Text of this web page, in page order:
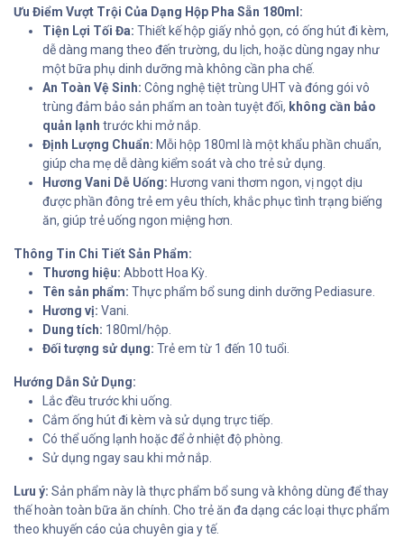
Ưu Điểm Vượt Trội Của Dạng Hộp Pha Sẵn 180ml:
Tiện Lợi Tối Đa: Thiết kế hộp giấy nhỏ gọn, có ống hút đi kèm,
dễ dàng mang theo đến trường, du lịch, hoặc dùng ngay như
một bữa phụ dinh dưỡng mà không cần pha chế.
An Toàn Vệ Sinh: Công nghệ tiệt trùng UHT và đóng gói vô
trùng đảm bảo sản phẩm an toàn tuyệt đối, không cần bảo
quản lạnh trước khi mở nắp.
Định Lượng Chuẩn: Mỗi hộp 180ml là một khẩu phần chuẩn,
giúp cha mẹ dễ dàng kiểm soát và cho trẻ sử dụng.
Hương Vani Dễ Uống: Hương vani thơm ngon, vị ngọt dịu
được phần đông trẻ em yêu thích, khắc phục tình trạng biếng
ăn, giúp trẻ uống ngon miệng hơn.
Thông Tin Chi Tiết Sản Phẩm:
Thương hiệu: Abbott Hoa Kỳ.
Tên sản phẩm: Thực phẩm bổ sung dinh dưỡng Pediasure.
Hương vị: Vani.
Dung tích: 180ml/hộp.
Đối tượng sử dụng: Trẻ em từ 1 đến 10 tuổi.
Hướng Dẫn Sử Dụng:
Lắc đều trước khi uống.
Cắm ống hút đi kèm và sử dụng trực tiếp.
Có thể uống lạnh hoặc để ở nhiệt độ phòng.
Sử dụng ngay sau khi mở nắp.
Lưu ý: Sản phẩm này là thực phẩm bổ sung và không dùng để thay
thế hoàn toàn bữa ăn chính. Cho trẻ ăn đa dạng các loại thực phẩm
theo khuyến cáo của chuyên gia y tế.